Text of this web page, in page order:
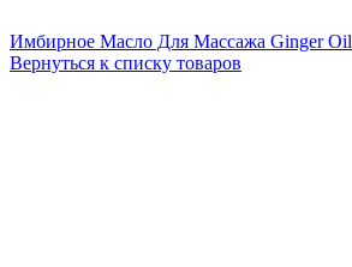
Имбирное Масло Для Массажа Ginger Oil
Вернуться к списку товаров